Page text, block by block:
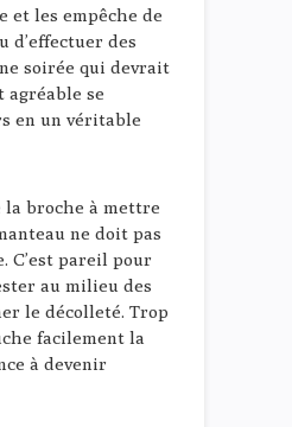
et les empêche de
d’effectuer des
soirée qui devrait
agréable se
en un véritable
la broche à mettre
ne doit pas
C’est pareil pour
au milieu des
le décolleté. Trop
facilement la
à devenir